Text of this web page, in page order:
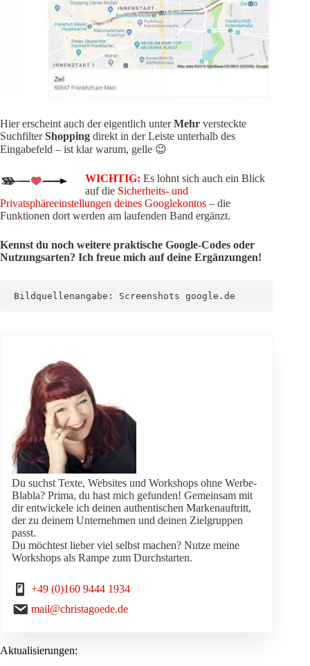
Hier erscheint auch der eigentlich unterMehr versteckte
SuchfilterShopping direkt in der Leiste unterhalb des
Eingabefeld – ist klar warum, gelle 😉
WICHTIG: Es lohnt sich auch ein Blick
auf die Sicherheits- und
Privatsphäreeinstellungen deines Googlekontos – die
Funktionen dort werden am laufenden Band ergänzt.
Kennst du noch weitere praktische Google-Codes oder
Nutzungsarten? Ich freue mich auf deine Ergänzungen!
Bildquellenangabe: Screenshots google.de
Du suchst Texte, Websites und Workshops ohne Werbe-
Blabla? Prima, du hast mich gefunden! Gemeinsam mit
dir entwickele ich deinen authentischen Markenauftritt,
der zu deinem Unternehmen und deinen Zielgruppen
passt.
Du möchtest lieber viel selbst machen? Nutze meine
Workshops als Rampe zum Durchstarten.
+49 (0)160 9444 1934
mail@christagoede.de
Aktualisierungen: